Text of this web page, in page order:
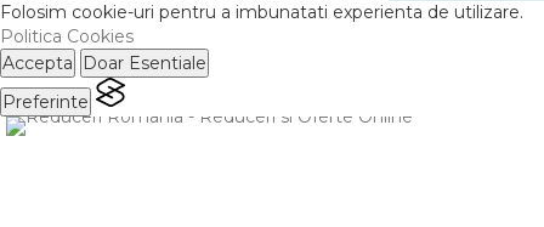
Folosim cookie-uri pentru a imbunatati experienta de utilizare.
Politica Cookies
Accepta
Doar Esentiale
Preferinte